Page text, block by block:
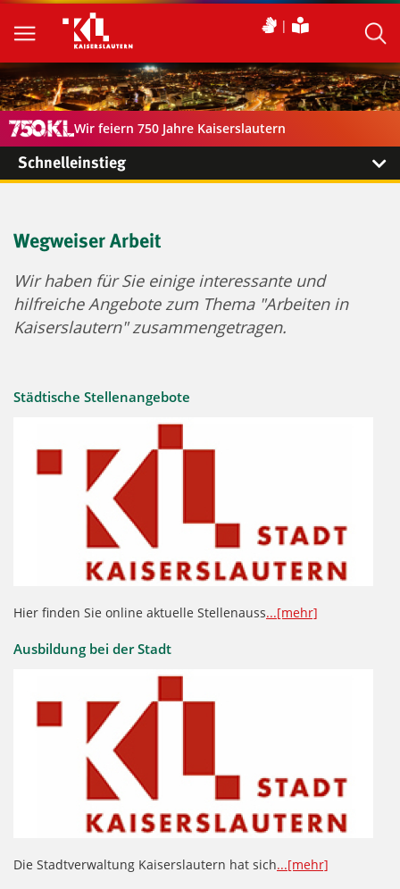
Wir feiern 750 Jahre Kaiserslautern
Schnelleinstieg
Wegweiser Arbeit
Wir haben für Sie einige interessante und
hilfreiche Angebote zum Thema "Arbeiten in
Kaiserslautern" zusammengetragen.
Städtische Stellenangebote
Hier finden Sie online aktuelle Stellenauss...[mehr]
Ausbildung bei der Stadt
Die Stadtverwaltung Kaiserslautern hat sich...[mehr]